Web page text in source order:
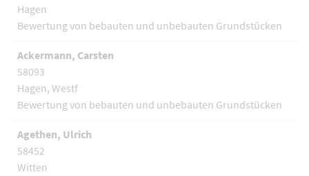
Hagen
Bewertung von bebauten und unbebauten Grundstücken
Ackermann, Carsten
58093
Hagen, Westf
Bewertung von bebauten und unbebauten Grundstücken
Agethen, Ulrich
58452
Witten